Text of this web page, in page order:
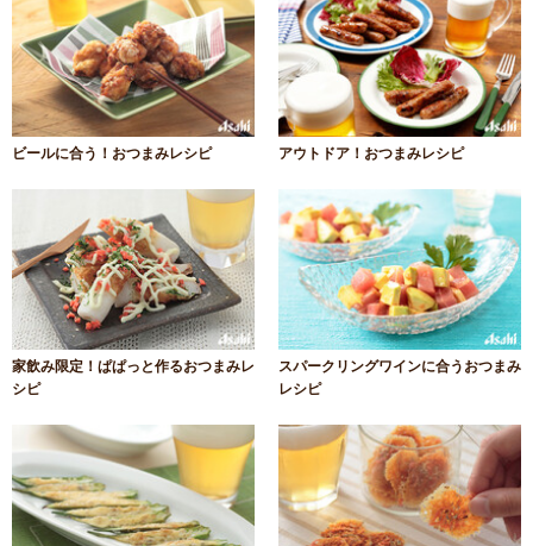
ビールに合う！おつまみレシピ アウトドア！おつまみレシピ
家飲み限定！ぱぱっと作るおつまみレ
シピ
スパークリングワインに合うおつまみ
レシピ